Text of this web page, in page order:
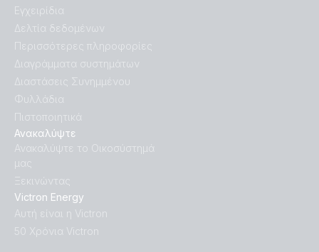
Ανακαλύψτε
Ανακαλύψτε το Οικοσύστημά
μας
Ξεκινώντας
Victron Energy
Αυτή είναι η Victron
50 Χρόνια Victron
Εγχειρίδια
Δελτία δεδομένων
Περισσότερες πληροφορίες
Διαγράμματα συστημάτων
Διαστάσεις Συνημμένου
Φυλλάδια
Πιστοποιητικά